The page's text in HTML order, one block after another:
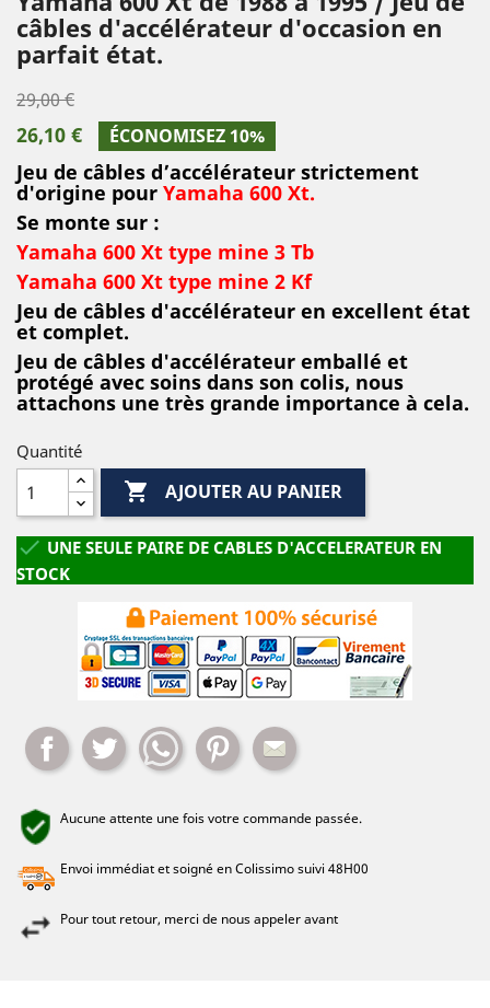
câbles d'accélérateur d'occasion en
parfait état.
29,00 €
26,10 € ÉCONOMISEZ 10%
Jeu de câbles d’accélérateur strictement
d'origine pour Yamaha 600 Xt.
Se monte sur :
Yamaha 600 Xt type mine 3 Tb
Yamaha 600 Xt type mine 2 Kf
Jeu de câbles d'accélérateur en excellent état
et complet.
Jeu de câbles d'accélérateur emballé et
protégé avec soins dans son colis, nous
attachons une très grande importance à cela.
Quantité
 AJOUTER AU PANIER
 UNE SEULE PAIRE DE CABLES D'ACCELERATEUR EN
STOCK
Partager Tweet WhatsappPinterest
Aucune attente une fois votre commande passée.
Envoi immédiat et soigné en Colissimo suivi 48H00
Pour tout retour, merci de nous appeler avant